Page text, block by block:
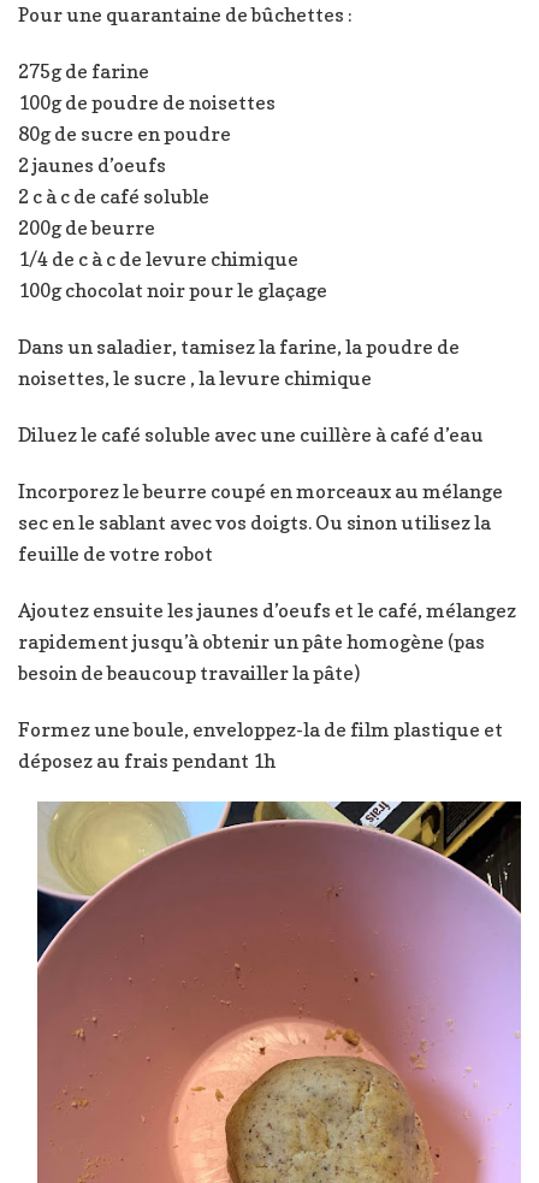
Pour une quarantaine de bûchettes :
275g de farine
100g de poudre de noisettes
80g de sucre en poudre
2 jaunes d’oeufs
2 c à c de café soluble
200g de beurre
1/4 de c à c de levure chimique
100g chocolat noir pour le glaçage
Dans un saladier, tamisez la farine, la poudre de
noisettes, le sucre , la levure chimique
Diluez le café soluble avec une cuillère à café d’eau
Incorporez le beurre coupé en morceaux au mélange
sec en le sablant avec vos doigts. Ou sinon utilisez la
feuille de votre robot
Ajoutez ensuite les jaunes d’oeufs et le café, mélangez
rapidement jusqu’à obtenir un pâte homogène (pas
besoin de beaucoup travailler la pâte)
Formez une boule, enveloppez-la de film plastique et
déposez au frais pendant 1h